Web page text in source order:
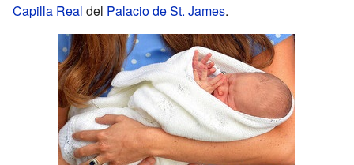
Capilla Real del Palacio de St. James.